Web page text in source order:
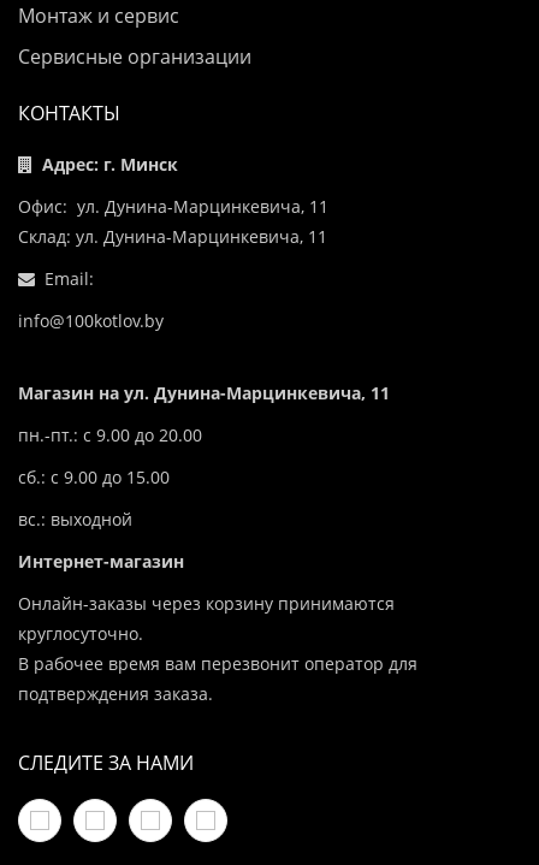
Монтаж и сервис
Сервисные организации
КОНТАКТЫ
Адрес: г. Минск
Офис: ул. Дунина-Марцинкевича, 11
Склад: ул. Дунина-Марцинкевича, 11
Email:
info@100kotlov.by
Магазин на ул. Дунина-Марцинкевича, 11
пн.-пт.: с 9.00 до 20.00
сб.: с 9.00 до 15.00
вс.: выходной
Интернет-магазин
Онлайн-заказы через корзину принимаются
круглосуточно.
В рабочее время вам перезвонит оператор для
подтверждения заказа.
СЛЕДИТЕ ЗА НАМИ